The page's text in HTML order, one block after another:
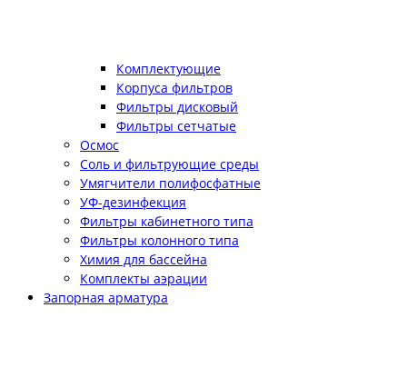
Комплектующие
Корпуса фильтров
Фильтры дисковый
Фильтры сетчатые
Осмос
Соль и фильтрующие среды
Умягчители полифосфатные
УФ-дезинфекция
Фильтры кабинетного типа
Фильтры колонного типа
Химия для бассейна
Комплекты аэрации
Запорная арматура